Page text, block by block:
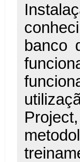
banco